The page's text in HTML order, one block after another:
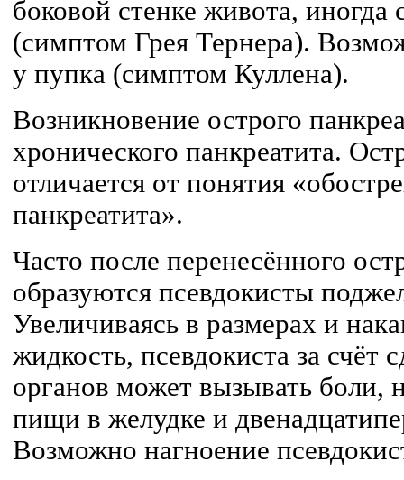
боковой стенке живота,
(симптом Грея Тернера).
у пупка (симптом Куллена).
Возникновение острого
хронического панкреатита.
отличается от понятия
панкреатита».
Часто после перенесённого
образуются псевдокисты
Увеличиваясь в размерах и
жидкость, псевдокиста за
органов может вызывать боли,
пищи в желудке и
Возможно нагноение